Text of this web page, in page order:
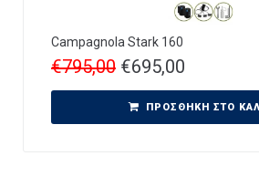
Campagnola Stark 160
€795,00 €695,00
ΠΡΟΣΘΉΚΗ ΣΤΟ